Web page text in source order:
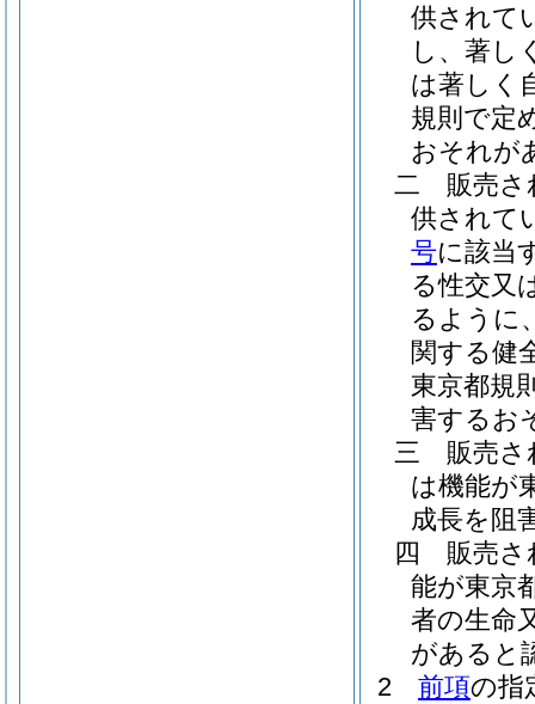
供されて
し、著し
は著しく
規則で定
おそれが
二
販売
供されて
号に該当
る性交又
るように
関する健
東京都規
害するお
三
販売
は機能が
成長を阻
四
販売
能が東京
者の生命
があると
2
前項の指